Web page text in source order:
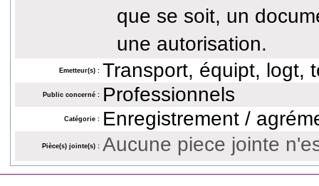
que se soit, un
une autorisation.
Emetteur(s) : Transport, équipt, logt,
Public concerné : Professionnels
Catégorie : Enregistrement /
Pièce(s) jointe(s) : Aucune piece jointe